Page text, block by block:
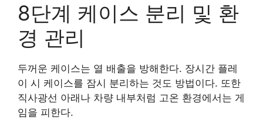
8단계 케이스 분리 및 환
경 관리
두꺼운 케이스는 열 배출을 방해한다. 장시간 플레
이 시 케이스를 잠시 분리하는 것도 방법이다. 또한
직사광선 아래나 차량 내부처럼 고온 환경에서는 게
임을 피한다.